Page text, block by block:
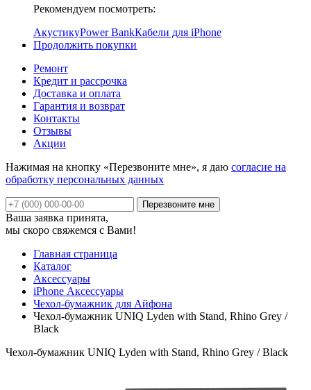
Рекомендуем посмотреть:
АкустикуPower BankКабели для iPhone
Продолжить покупки
Ремонт
Кредит и рассрочка
Доставка и оплата
Гарантия и возврат
Контакты
Отзывы
Акции
Нажимая на кнопку «Перезвоните мне», я даю согласие на
обработку персональных данных
Ваша заявка принята,
мы скоро свяжемся с Вами!
Главная страница
Каталог
Аксессуары
iPhone Аксессуары
Чехол-бумажник для Айфона
Чехол-бумажник UNIQ Lyden with Stand, Rhino Grey /
Black
Чехол-бумажник UNIQ Lyden with Stand, Rhino Grey / Black